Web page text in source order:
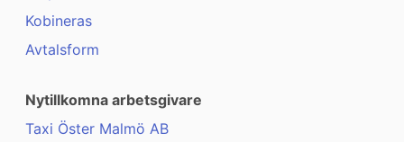
Kobineras
Avtalsform
Nytillkomna arbetsgivare
Taxi Öster Malmö AB